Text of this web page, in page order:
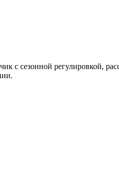
с сезонной регулировкой,